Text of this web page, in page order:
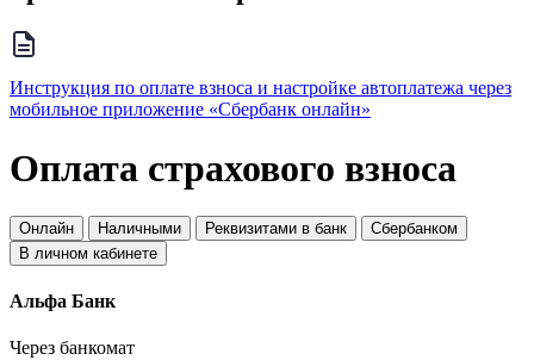
Инструкция по оплате взноса и настройке автоплатежа через
мобильное приложение «Сбербанк онлайн»
Оплата страхового взноса
Онлайн Наличными Реквизитами в банк
Сбербанком
В личном кабинете
Альфа Банк
Через банкомат